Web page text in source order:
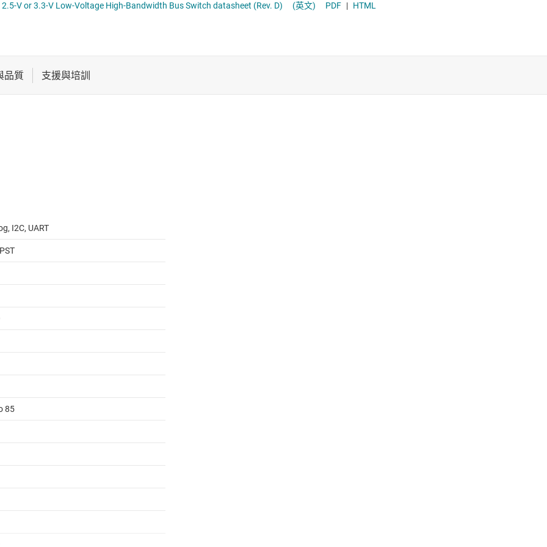
電池管理 IC
SN74CB3Q3305 Dual FET Bus Switch 2.5-V or 3.3-V Low-Voltage High-Bandwidth Bus Switch datasheet (Rev. D) (英文) PDF | HTML
I2C, UART
85